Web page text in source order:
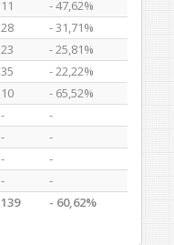
11
- 47,62%
28
- 31,71%
23
- 25,81%
35
- 22,22%
10
- 65,52%
-
-
-
-
-
-
-
-
139 - 60,62%